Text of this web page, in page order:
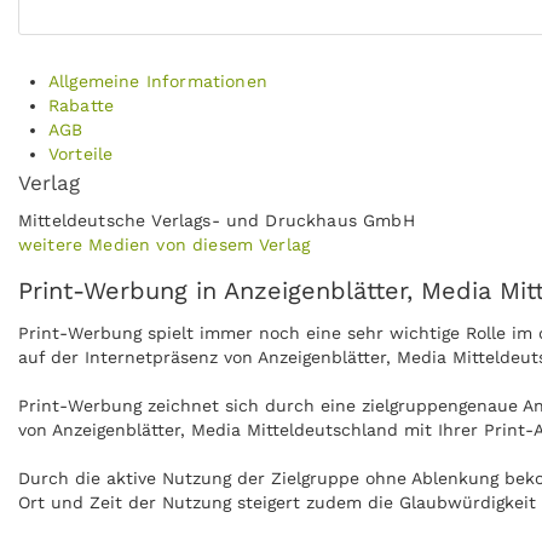
Allgemeine Informationen
Rabatte
AGB
Vorteile
Verlag
Mitteldeutsche Verlags- und Druckhaus GmbH
weitere Medien von diesem Verlag
Print-Werbung in Anzeigenblätter, Media
Print-Werbung spielt immer noch eine sehr wichtige Rolle
auf der Internetpräsenz von Anzeigenblätter, Media
Print-Werbung zeichnet sich durch eine zielgruppengenaue
von Anzeigenblätter, Media Mitteldeutschland mit Ihrer Print-
Durch die aktive Nutzung der Zielgruppe ohne Ablenkung
Ort und Zeit der Nutzung steigert zudem die